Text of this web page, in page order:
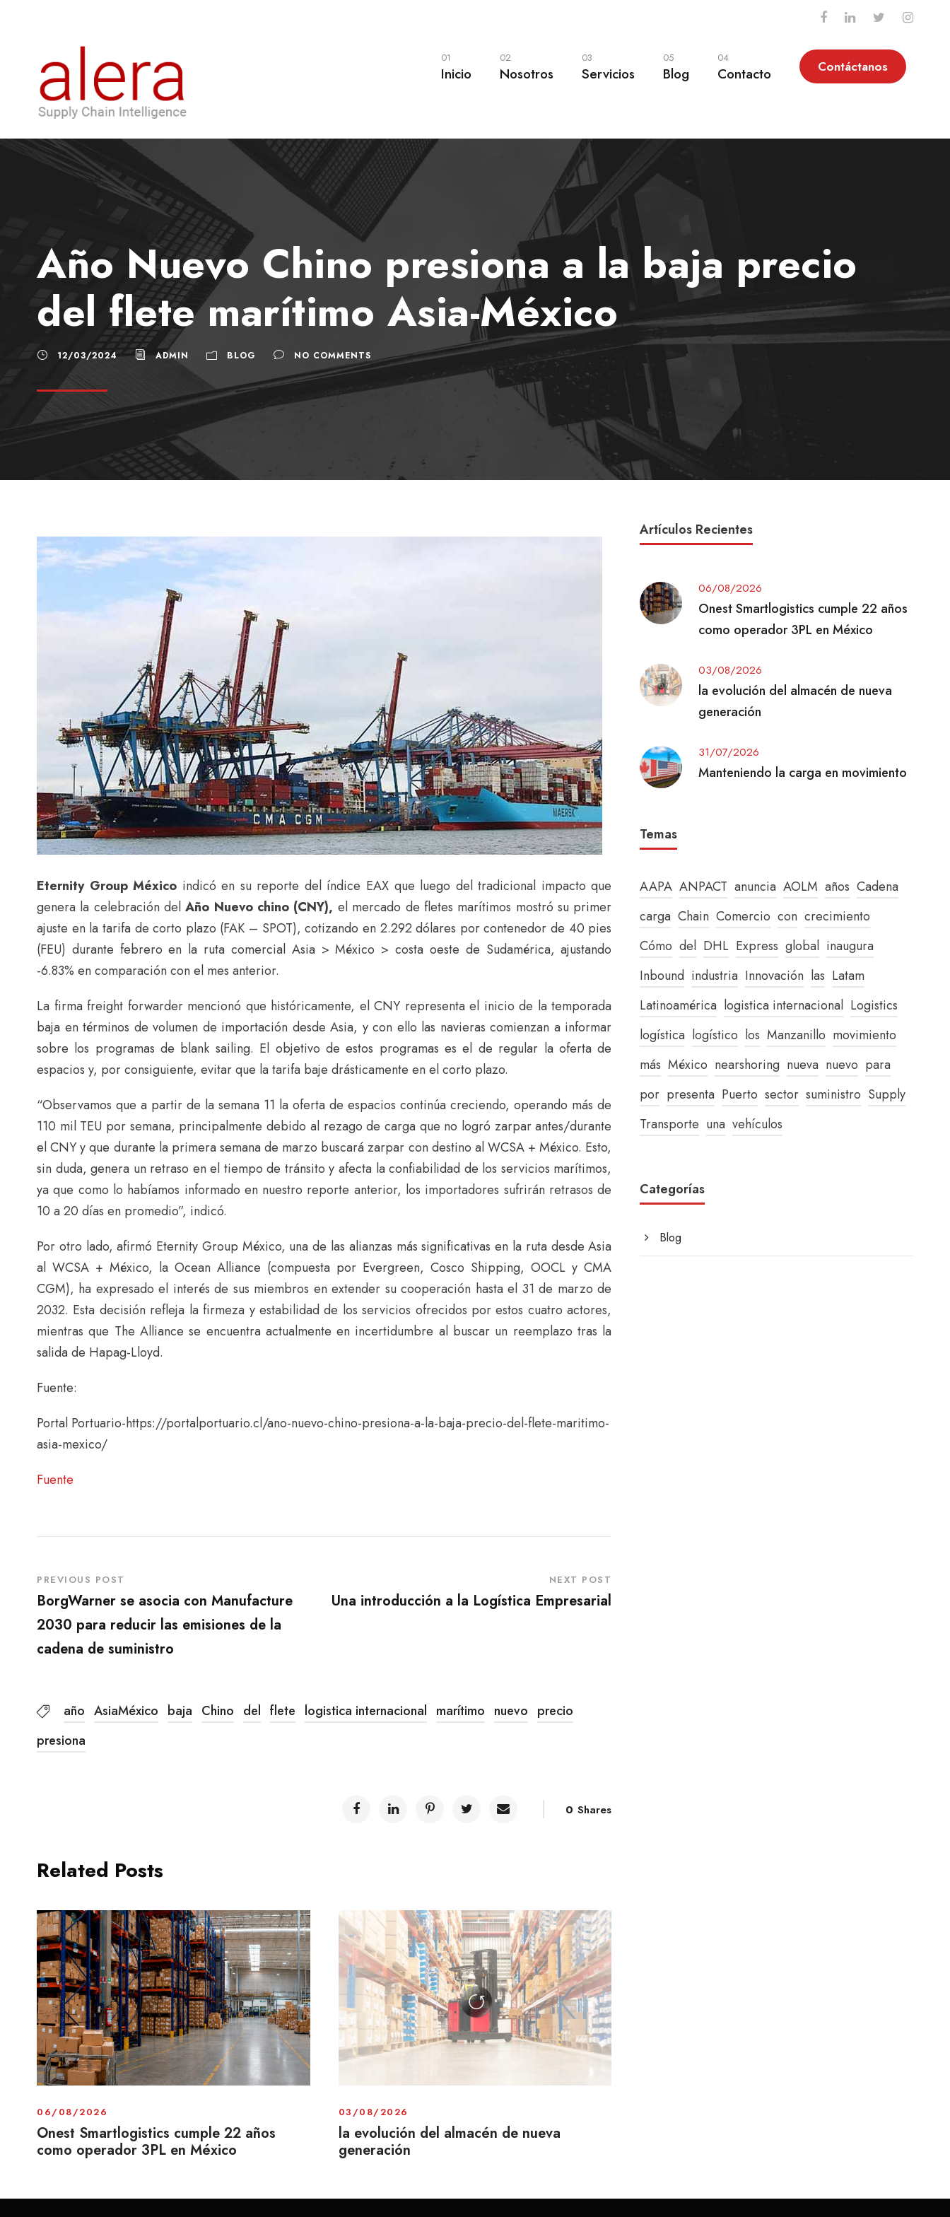
01
Inicio
02
Nosotros
03
Servicios
05
Blog
04
Contacto Contáctanos
Año Nuevo Chino presiona a la baja precio
del flete marítimo Asia-México
12/03/2024 ADMIN BLOG NO COMMENTS
Eternity Group México indicó en su reporte del índice EAX que luego del tradicional impacto que
genera la celebración delAño Nuevo chino (CNY), el mercado de fletes marítimos mostró su primer
ajuste en la tarifa de corto plazo (FAK – SPOT), cotizando en 2.292 dólares por contenedor de 40 pies
(FEU) durante febrero en la ruta comercial Asia > México > costa oeste de Sudamérica, ajustando
-6.83% en comparación con el mes anterior.
La firma freight forwarder mencionó que históricamente, el CNY representa el inicio de la temporada
baja en términos de volumen de importación desde Asia, y con ello las navieras comienzan a informar
sobre los programas de blank sailing. El objetivo de estos programas es el de regular la oferta de
espacios y, por consiguiente, evitar que la tarifa baje drásticamente en el corto plazo.
“Observamos que a partir de la semana 11 la oferta de espacios continúa creciendo, operando más de
110 mil TEU por semana, principalmente debido al rezago de carga que no logró zarpar antes/durante
el CNY y que durante la primera semana de marzo buscará zarpar con destino al WCSA + México. Esto,
sin duda, genera un retraso en el tiempo de tránsito y afecta la confiabilidad de los servicios marítimos,
ya que como lo habíamos informado en nuestro reporte anterior, los importadores sufrirán retrasos de
10 a 20 días en promedio”, indicó.
Por otro lado, afirmó Eternity Group México, una de las alianzas más significativas en la ruta desde Asia
al WCSA + México, la Ocean Alliance (compuesta por Evergreen, Cosco Shipping, OOCL y CMA
CGM), ha expresado el interés de sus miembros en extender su cooperación hasta el 31 de marzo de
2032. Esta decisión refleja la firmeza y estabilidad de los servicios ofrecidos por estos cuatro actores,
mientras que The Alliance se encuentra actualmente en incertidumbre al buscar un reemplazo tras la
salida de Hapag-Lloyd.
Fuente:
Portal Portuario-https://portalportuario.cl/ano-nuevo-chino-presiona-a-la-baja-precio-del-flete-maritimo-
asia-mexico/
Fuente
PREVIOUS POST
BorgWarner se asocia con Manufacture
2030 para reducir las emisiones de la
cadena de suministro
NEXT POST
Una introducción a la Logística Empresarial
año AsiaMéxico baja Chino del flete logistica internacional marítimo nuevo precio
presiona
0 Shares
Related Posts
06/08/2026
Onest Smartlogistics cumple 22 años
como operador 3PL en México
03/08/2026
la evolución del almacén de nueva
generación
Artículos Recientes
06/08/2026
Onest Smartlogistics cumple 22 años
como operador 3PL en México
03/08/2026
la evolución del almacén de nueva
generación
31/07/2026
Manteniendo la carga en movimiento
Temas
AAPA ANPACT anuncia AOLM años Cadena
carga Chain Comercio con crecimiento
Cómo del DHL Express global inaugura
Inbound industria Innovación las Latam
Latinoamérica logistica internacional Logistics
logística logístico los Manzanillo movimiento
más México nearshoring nueva nuevo para
por presenta Puerto sector suministro Supply
Transporte una vehículos
Categorías
Blog